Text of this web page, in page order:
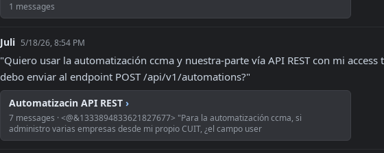
1 messages
Juli 5/18/26, 8:54 PM
"Quiero usar la automatización ccma y nuestra-parte vía API REST con mi
debo enviar al endpoint POST /api/v1/automations?"
Automatizacin API REST ›
7 messages · <@&1333894833621827677> "Para la automatización ccma, si
administro varias empresas desde mi propio CUIT, ¿el campo user